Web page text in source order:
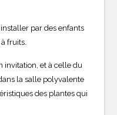
installer par des enfants
fruits.
invitation, et à celle du
la salle polyvalente
des plantes qui